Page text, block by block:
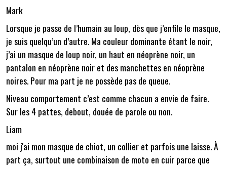
Mark
Lorsque je passe de l’humain au loup, dès que j’enfile le masque,
je suis quelqu’un d’autre. Ma couleur dominante étant le noir,
j’ai un masque de loup noir, un haut en néoprène noir, un
pantalon en néoprène noir et des manchettes en néoprène
noires. Pour ma part je ne possède pas de queue.
Niveau comportement c’est comme chacun a envie de faire.
Sur les 4 pattes, debout, douée de parole ou non.
Liam
moi j'ai mon masque de chiot, un collier et parfois une laisse. À
part ça, surtout une combinaison de moto en cuir parce que